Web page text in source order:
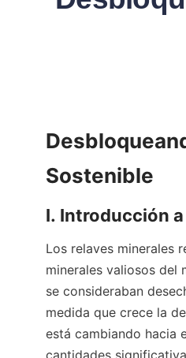
Los relaves minerales
minerales valiosos del
se consideraban
medida que crece la
está cambiando hacia
cantidades